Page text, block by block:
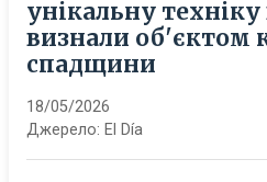
унікальну
визнали об'єктом
спадщини
18/05/2026
Джерело: El Día